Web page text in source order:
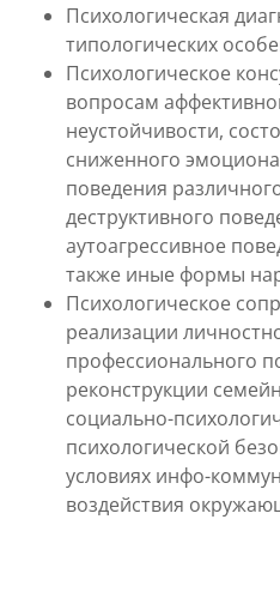
Психологическая
типологических
Психологическое
вопросам
неустойчивости,
сниженного
поведения
деструктивного
аутоагрессивное
также иные формы
Психологическое
реализации
профессионального
реконструкции
социально-
психологической
условиях инфо-
воздействия